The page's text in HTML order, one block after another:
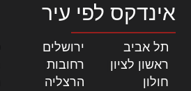
אינדקס לפי עיר
תל אביב ירושלים
ראשון לציון
רחובות
חולון
הרצליה